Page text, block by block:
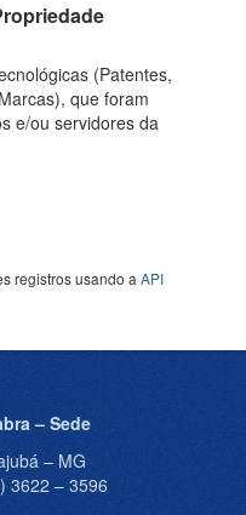
(Patentes,
que foram
e/ou servidores da
registros usando a API
– Sede
– MG
3622 – 3596